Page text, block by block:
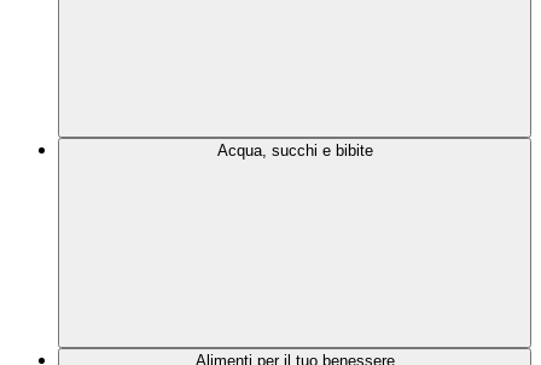
Acqua, succhi e bibite
Alimenti per il tuo benessere